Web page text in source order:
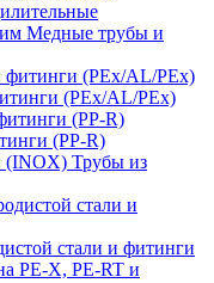
Медные трубы и
(PEx/AL/PEx)
(PP-R)
Трубы из
стали и фитинги